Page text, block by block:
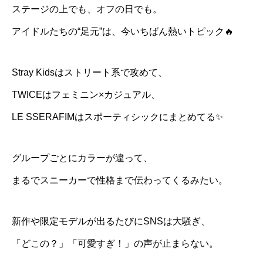
ステージの上でも、オフの日でも。
アイドルたちの“足元”は、今いちばん熱いトピック🔥
Stray Kidsはストリート系で攻めて、
TWICEはフェミニン×カジュアル、
LE SSERAFIMはスポーティシックにまとめてる✨
グループごとにカラーが違って、
まるでスニーカーで性格まで伝わってくるみたい。
新作や限定モデルが出るたびにSNSは大騒ぎ、
「どこの？」「可愛すぎ！」の声が止まらない。